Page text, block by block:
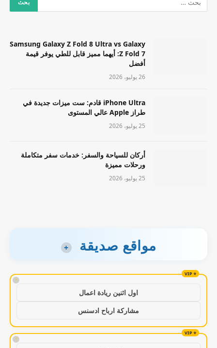
Samsung Galaxy Z Fold 8 Ultra vs Galaxy
Z Fold 7: أيهما مميز قابل للطي يوفر قيمة
أفضل
26 يوليو، 2026
iPhone Ultra قادم: ست ميزات جديدة في
طراز Apple عالي المستوى
25 يوليو، 2026
أركان للسياحة والسفر: خدمات سفر متكاملة
ورحلات مميزة
25 يوليو، 2026
مواقع صديقة +
!
اول اثنين ريادة اعمال
مشاركة ارباح ادسنس
!